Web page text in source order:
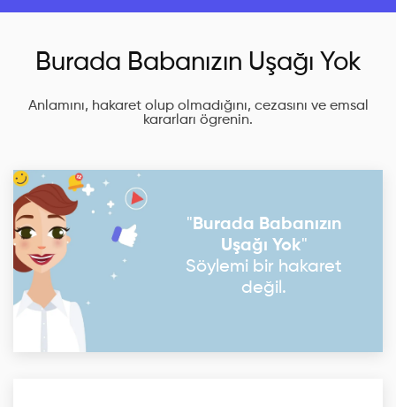
Burada Babanızın Uşağı Yok
Anlamını, hakaret olup olmadığını, cezasını ve emsal
kararları ögrenin.
"Burada Babanızın
Uşağı Yok"
Söylemi bir hakaret
değil.